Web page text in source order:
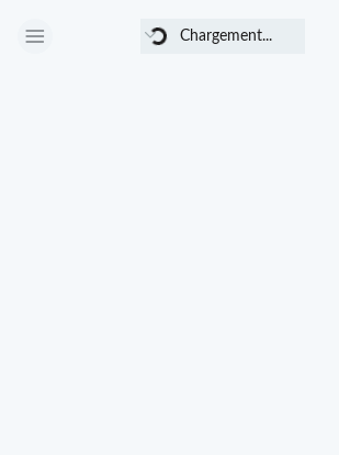
Chargement... Chargement...